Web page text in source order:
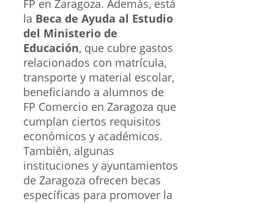
FP en Zaragoza. Además, está
la Beca de Ayuda al Estudio
del Ministerio de
Educación, que cubre gastos
relacionados con matrícula,
transporte y material escolar,
beneficiando a alumnos de
FP Comercio en Zaragoza que
cumplan ciertos requisitos
económicos y académicos.
También, algunas
instituciones y ayuntamientos
de Zaragoza ofrecen becas
específicas para promover la